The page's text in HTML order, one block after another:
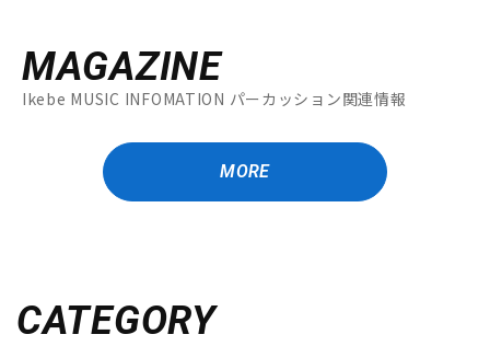
MAGAZINE
Ikebe MUSIC INFOMATION パーカッション関連情報
MORE
CATEGORY